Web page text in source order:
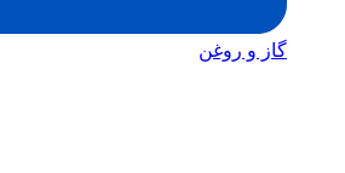
گاز و روغن